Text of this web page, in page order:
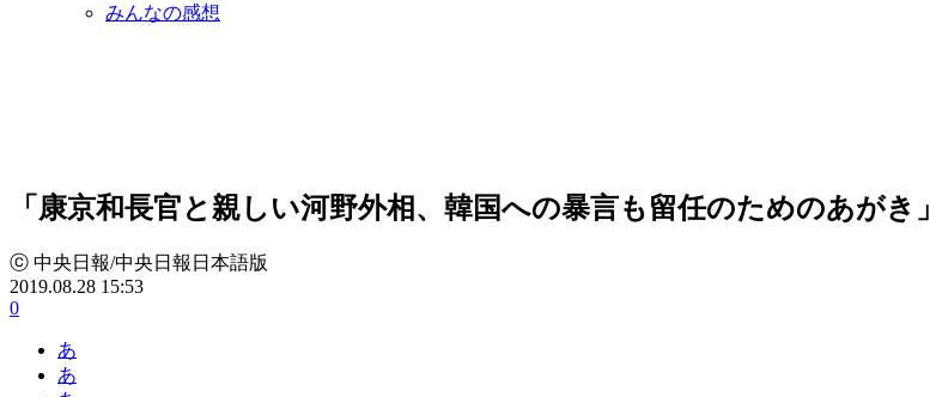
みんなの感想
「康京和長官と親しい河野外相、韓国への暴言も留任のためのあがき」
ⓒ 中央日報/中央日報日本語版
2019.08.28 15:53
0
あ
あ